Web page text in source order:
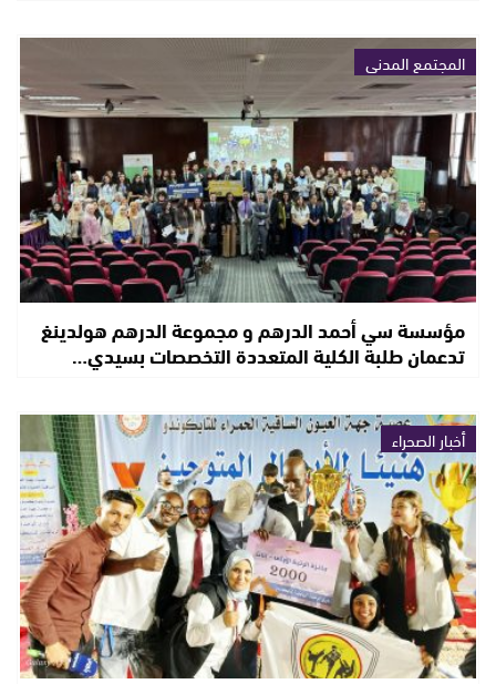
المجتمع المدني
مؤسسة سي أحمد الدرهم و مجموعة الدرهم هولدينغ
تدعمان طلبة الكلية المتعددة التخصصات بسيدي…
أخبار الصحراء